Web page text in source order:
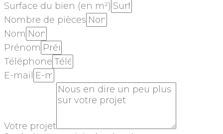
Surface du bien (en m²)
Nombre de pièces
Nom
Prénom
Téléphone
E-mail
Votre projet